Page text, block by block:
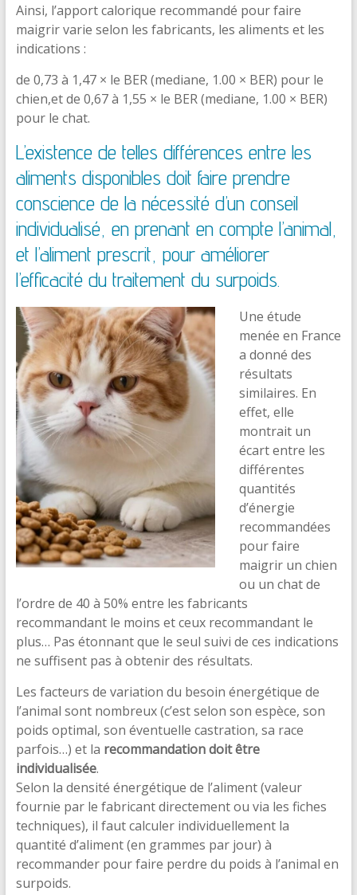
Ainsi, l’apport calorique recommandé pour faire
maigrir varie selon les fabricants, les aliments et les
indications :
de 0,73 à 1,47 × le BER (mediane, 1.00 × BER) pour le
chien,et de 0,67 à 1,55 × le BER (mediane, 1.00 × BER)
pour le chat.
L’existence de telles différences entre les
aliments disponibles doit faire prendre
conscience de la nécessité d’un conseil
individualisé, en prenant en compte l’animal,
et l’aliment prescrit, pour améliorer
l’efficacité du traitement du surpoids.
Une étude
menée en France
a donné des
résultats
similaires. En
effet, elle
montrait un
écart entre les
différentes
quantités
d’énergie
recommandées
pour faire
maigrir un chien
ou un chat de
l’ordre de 40 à 50% entre les fabricants
recommandant le moins et ceux recommandant le
plus… Pas étonnant que le seul suivi de ces indications
ne suffisent pas à obtenir des résultats.
Les facteurs de variation du besoin énergétique de
l’animal sont nombreux (c’est selon son espèce, son
poids optimal, son éventuelle castration, sa race
parfois…) et la recommandation doit être
individualisée.
Selon la densité énergétique de l’aliment (valeur
fournie par le fabricant directement ou via les fiches
techniques), il faut calculer individuellement la
quantité d’aliment (en grammes par jour) à
recommander pour faire perdre du poids à l’animal en
surpoids.